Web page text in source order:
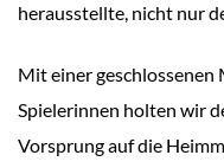
herausstellte, nicht nur
Mit einer
Spielerinnen holten wir
Vorsprung auf die